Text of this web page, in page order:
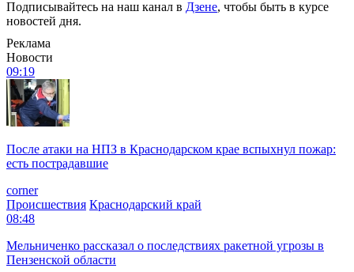
Подписывайтесь на наш канал в Дзене, чтобы быть в курсе
новостей дня.
Реклама
Новости
09:19
После атаки на НПЗ в Краснодарском крае вспыхнул пожар:
есть пострадавшие
corner
Происшествия Краснодарский край
08:48
Мельниченко рассказал о последствиях ракетной угрозы в
Пензенской области